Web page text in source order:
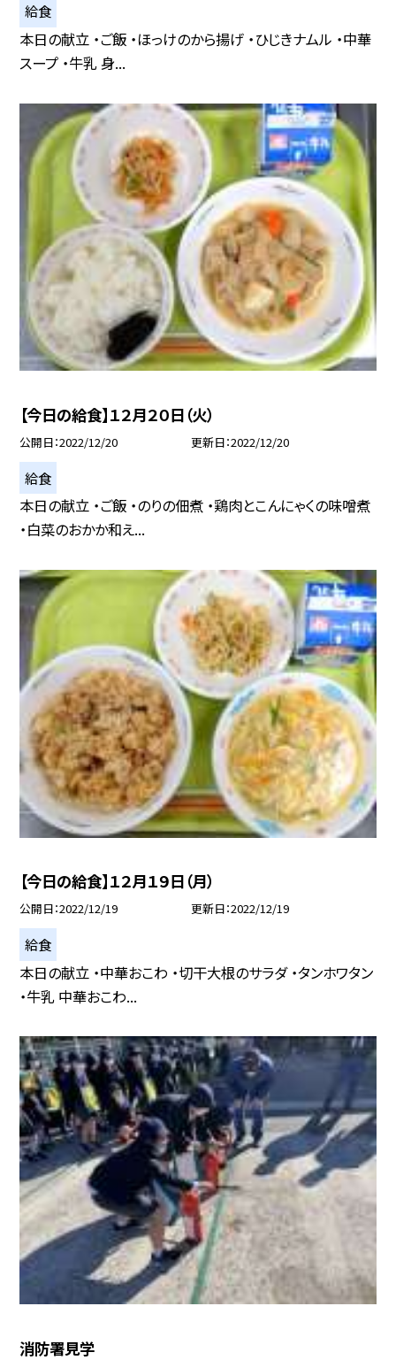
給食
本日の献立 ・ご飯 ・ほっけのから揚げ ・ひじきナムル ・中華
スープ ・牛乳 身...
【今日の給食】１２月２０日（火）
公開日 2022/12/20 更新日 2022/12/20
給食
本日の献立 ・ご飯 ・のりの佃煮 ・鶏肉とこんにゃくの味噌煮
・白菜のおかか和え...
【今日の給食】１２月１９日（月）
公開日 2022/12/19 更新日 2022/12/19
給食
本日の献立 ・中華おこわ ・切干大根のサラダ ・タンホワタン
・牛乳 中華おこわ...
消防署見学